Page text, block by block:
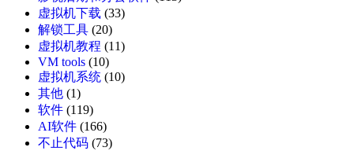
虚拟机下载 (33)
解锁工具 (20)
虚拟机教程 (11)
VM tools (10)
虚拟机系统 (10)
其他 (1)
软件 (119)
AI软件 (166)
不止代码 (73)